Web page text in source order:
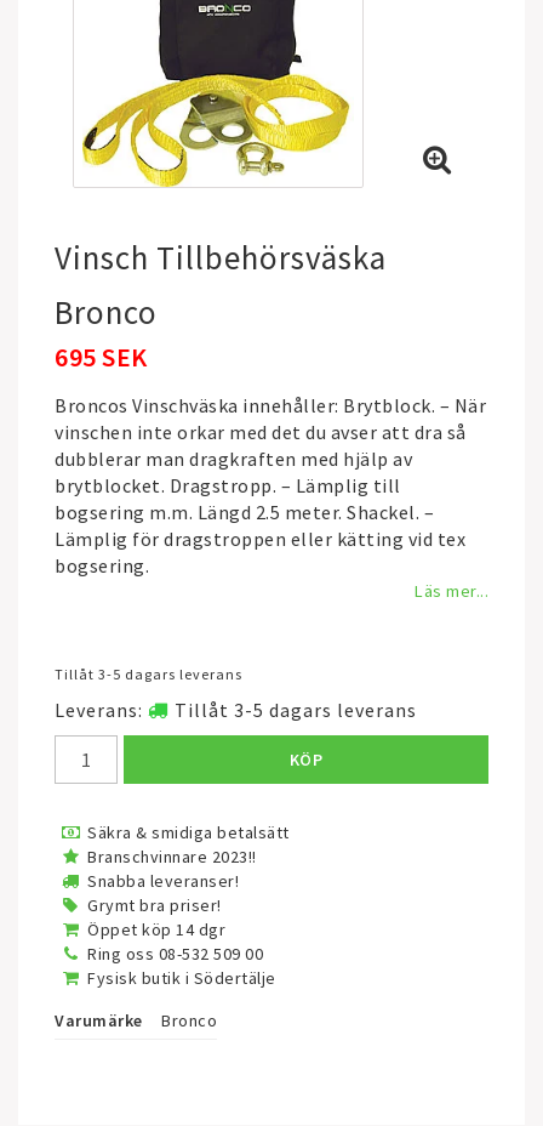
Vinsch Tillbehörsväska
Bronco
695 SEK
Broncos Vinschväska innehåller: Brytblock. – När
vinschen inte orkar med det du avser att dra så
dubblerar man dragkraften med hjälp av
brytblocket. Dragstropp. – Lämplig till
bogsering m.m. Längd 2.5 meter. Shackel. –
Lämplig för dragstroppen eller kätting vid tex
bogsering.
Läs mer...
Tillåt 3-5 dagars leverans
Leverans: Tillåt 3-5 dagars leverans
KÖP
Säkra & smidiga betalsätt
Branschvinnare 2023!!
Snabba leveranser!
Grymt bra priser!
Öppet köp 14 dgr
Ring oss 08-532 509 00
Fysisk butik i Södertälje
Varumärke
Bronco